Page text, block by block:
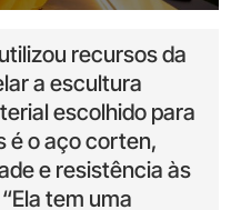
recursos da
a escultura
escolhido para
é o aço corten,
e resistência às
tem uma